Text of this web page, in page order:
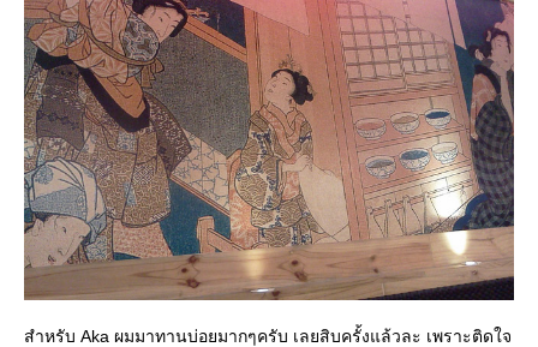
สำหรับ Aka ผมมาทานบ่อยมากๆครับ เลยสิบครั้งแล้วละ เพราะติดใจ